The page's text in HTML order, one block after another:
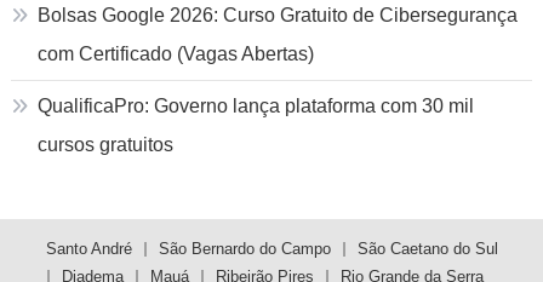
Bolsas Google 2026: Curso Gratuito de Cibersegurança
com Certificado (Vagas Abertas)
QualificaPro: Governo lança plataforma com 30 mil
cursos gratuitos
Santo André São Bernardo do Campo
São Caetano do Sul
Diadema
Mauá Ribeirão Pires Rio Grande da Serra